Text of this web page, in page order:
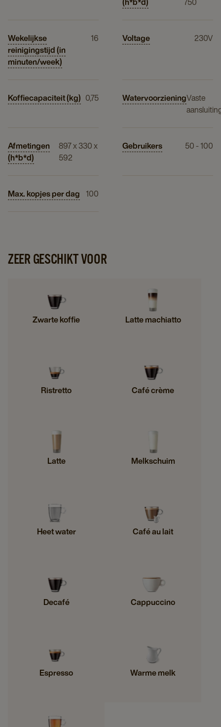
Wekelijkse
reinigingstijd (in
minuten/week)
16 Voltage 230V
Koffiecapaciteit (kg) 0,75 WatervoorzieningVaste
Afmetingen
(h*b*d)
897 x 330 x
592
Gebruikers 50 - 100
Max. kopjes per dag 100
ZEER GESCHIKT VOOR
Zwarte koffie Latte machiatto
Ristretto Café crème
Latte Melkschuim
Heet water Café au lait
Decafé Cappuccino
Espresso Warme melk